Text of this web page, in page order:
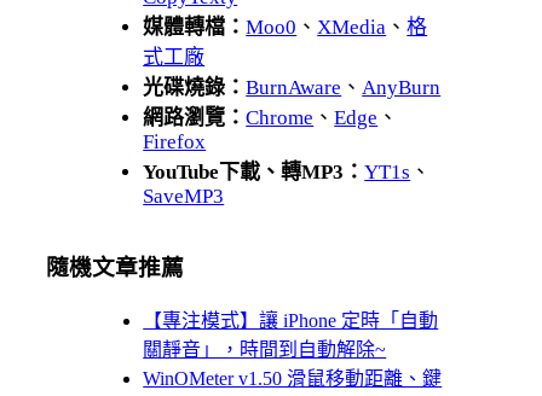
媒體轉檔：Moo0 、 XMedia 、格
式工廠
光碟燒錄：BurnAware 、 AnyBurn
網路瀏覽：Chrome 、Edge 、
Firefox
YouTube下載、轉MP3：YT1s 、
SaveMP3
隨機文章推薦
【專注模式】讓 iPhone 定時「自動
關靜音」，時間到自動解除~
WinOMeter v1.50 滑鼠移動距離、鍵